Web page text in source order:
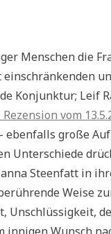
Menschen die
Konjunktur; Leif
Rezension vom
große
Unterschiede
Steenfatt in
Weise
innigen Wunsch